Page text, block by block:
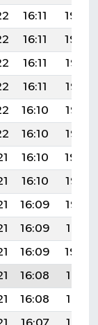
16:11
19:30
16:11
19:29
16:11
19:28
16:11
19:27
16:10
19:26
16:10
19:25
16:10
19:24
16:10
19:23
16:09
19:22
16:09
19:21
16:09
19:20
16:08
19:19
16:08
19:18